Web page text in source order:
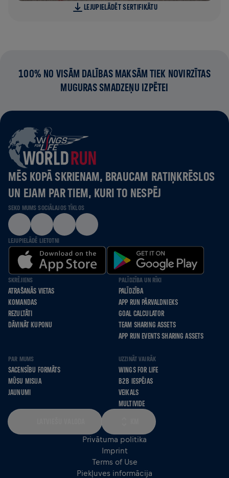
LEJUPIELĀDĒT SERTIFIKĀTU
100% NO VISĀM DALĪBAS MAKSĀM TIEK NOVIRZĪTAS
MUGURAS SMADZEŅU IZPĒTEI
MĒS KOPĀ SKRIENAM, BRAUCAM RATIŅKRĒSLOS
UN EJAM PAR TIEM, KURI TO NESPĒJ
SEKO MUMS SOCIĀLAJOS TĪKLOS
LEJUPIELĀDĒ LIETOTNI
SKRĒJIENS
ATRAŠANĀS VIETAS
KOMANDAS
REZULTĀTI
DĀVINĀT KUPONU
PALĪDZĪBA UN RĪKI
PALĪDZĪBA
APP RUN PĀRVALDNIEKS
GOAL CALCULATOR
TEAM SHARING ASSETS
APP RUN EVENTS SHARING ASSETS
PAR MUMS
SACENSĪBU FORMĀTS
MŪSU MISIJA
JAUNUMI
UZZINĀT VAIRĀK
WINGS FOR LIFE
B2B IESPĒJAS
VEIKALS
MULTIVIDE
Privātuma politika
Imprint
Terms of Use
Piekļuves informācija